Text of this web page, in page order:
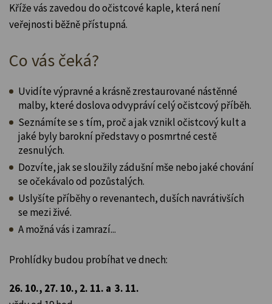
Kříže vás zavedou do očistcové kaple, která není
veřejnosti běžně přístupná.
Co vás čeká?
Uvidíte výpravné a krásně zrestaurované nástěnné
malby, které doslova odvypráví celý očistcový příběh.
Seznámíte se s tím, proč a jak vznikl očistcový kult a
jaké byly barokní představy o posmrtné cestě
zesnulých.
Dozvíte, jak se sloužily zádušní mše nebo jaké chování
se očekávalo od pozůstalých.
Uslyšíte příběhy o revenantech, duších navrátivších
se mezi živé.
A možná vás i zamrazí...
Prohlídky budou probíhat ve dnech:
26. 10., 27. 10., 2. 11. a 3. 11.